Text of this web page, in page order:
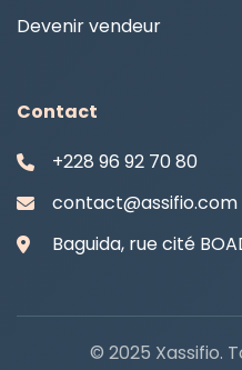
Devenir vendeur
Contact
+228 96 92 70 80
contact@assifio.com
Baguida, rue cité
© 2025 Xassifio.